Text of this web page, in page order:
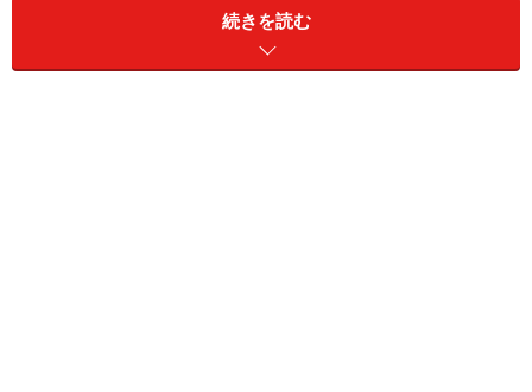
しゃ、よっしゃ」「やったるで！」と場を盛り上げて。
ウソから出たまことで、最高のあなたが最高の幸せをみ
続きを読む